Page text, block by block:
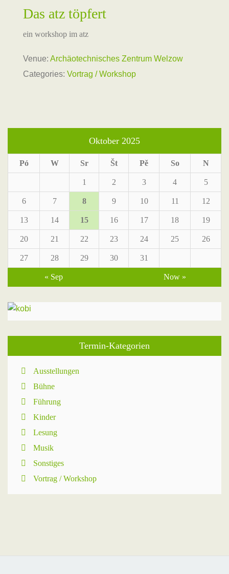
Das atz töpfert
ein workshop im atz
Venue: Archäotechnisches Zentrum Welzow
Categories: Vortrag / Workshop
Oktober 2025
Pó W Sr Št Pě So N
1 2 3 4 5
6 7 8 9 10 11 12
13 14 15 16 17 18 19
20 21 22 23 24 25 26
27 28 29 30 31
« Sep Now »
Termin-Kategorien
Ausstellungen
Bühne
Führung
Kinder
Lesung
Musik
Sonstiges
Vortrag / Workshop